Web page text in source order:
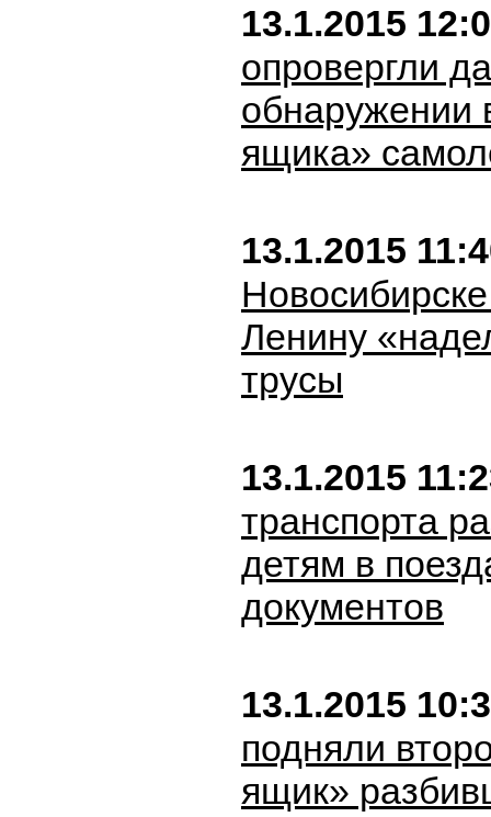
13.1.2015
опровергли
обнаружении
ящика»
13.1.2015
Ленину
трусы
13.1.2015
транспорта
детям в
документов
13.1.2015
подняли
ящик»